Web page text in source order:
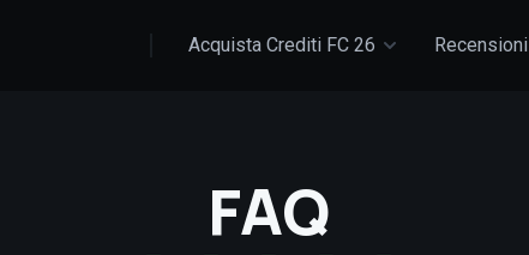
Acquista Crediti FC 26 Recensioni
FAQ